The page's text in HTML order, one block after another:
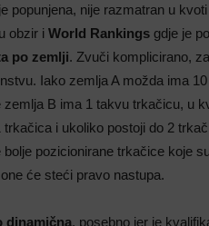
popunjena, nije razmatran u
obzir i World Rankings gdje je
po zemlji. Zvuči komplicirano,
Iako zemlja A možda ima
zemlja B ima 1 takvu trkačicu, u
i ukoliko postoji do 2
pozicionirane trkačice koje
će steći pravo nastupa.
dinamična, posebno jer je